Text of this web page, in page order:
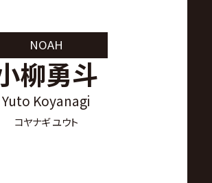
NOAH
柳勇斗
Yuto Koyanagi
コヤナギ ユウト